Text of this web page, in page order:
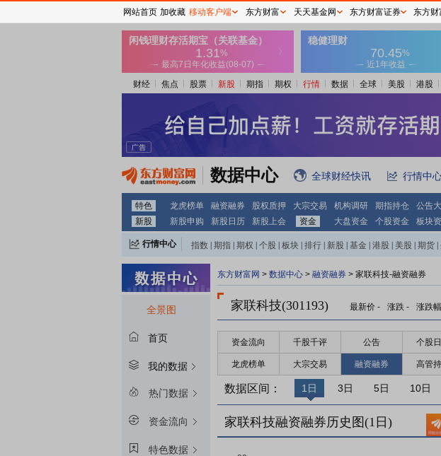
财经 焦点 股票 新股 期指 期权 行情 数据 全球 美股 港股
数据中心 全球财经快讯 行情中
特色 龙虎榜单 融资融券 股权质押 大宗交易 机构调研 期指持仓 公告
新股
新股申购 新股日历 新股上会 资金 大盘资金 个股资金 板块
行情中心 指数 期指 期权 个股 板块 排行 新股 基金 港股 美股 期货
全景图
首页
我的数据
热门数据
资金流向
特色数据
东方财富网 > 数据中心 > 融资融券 > 家联科技-融资融券
家联科技(301193) 最新价 - 涨跌 - 涨跌幅
资金流向 千股千评 公告 个股
龙虎榜单 大宗交易 融资融券 高管
数据区间： 1日 3日 5日 10日
家联科技融资融券历史图(1 日)
网站首页 加收藏 移动客户端 东方财富 天天基金网 东方财富证券 东方财